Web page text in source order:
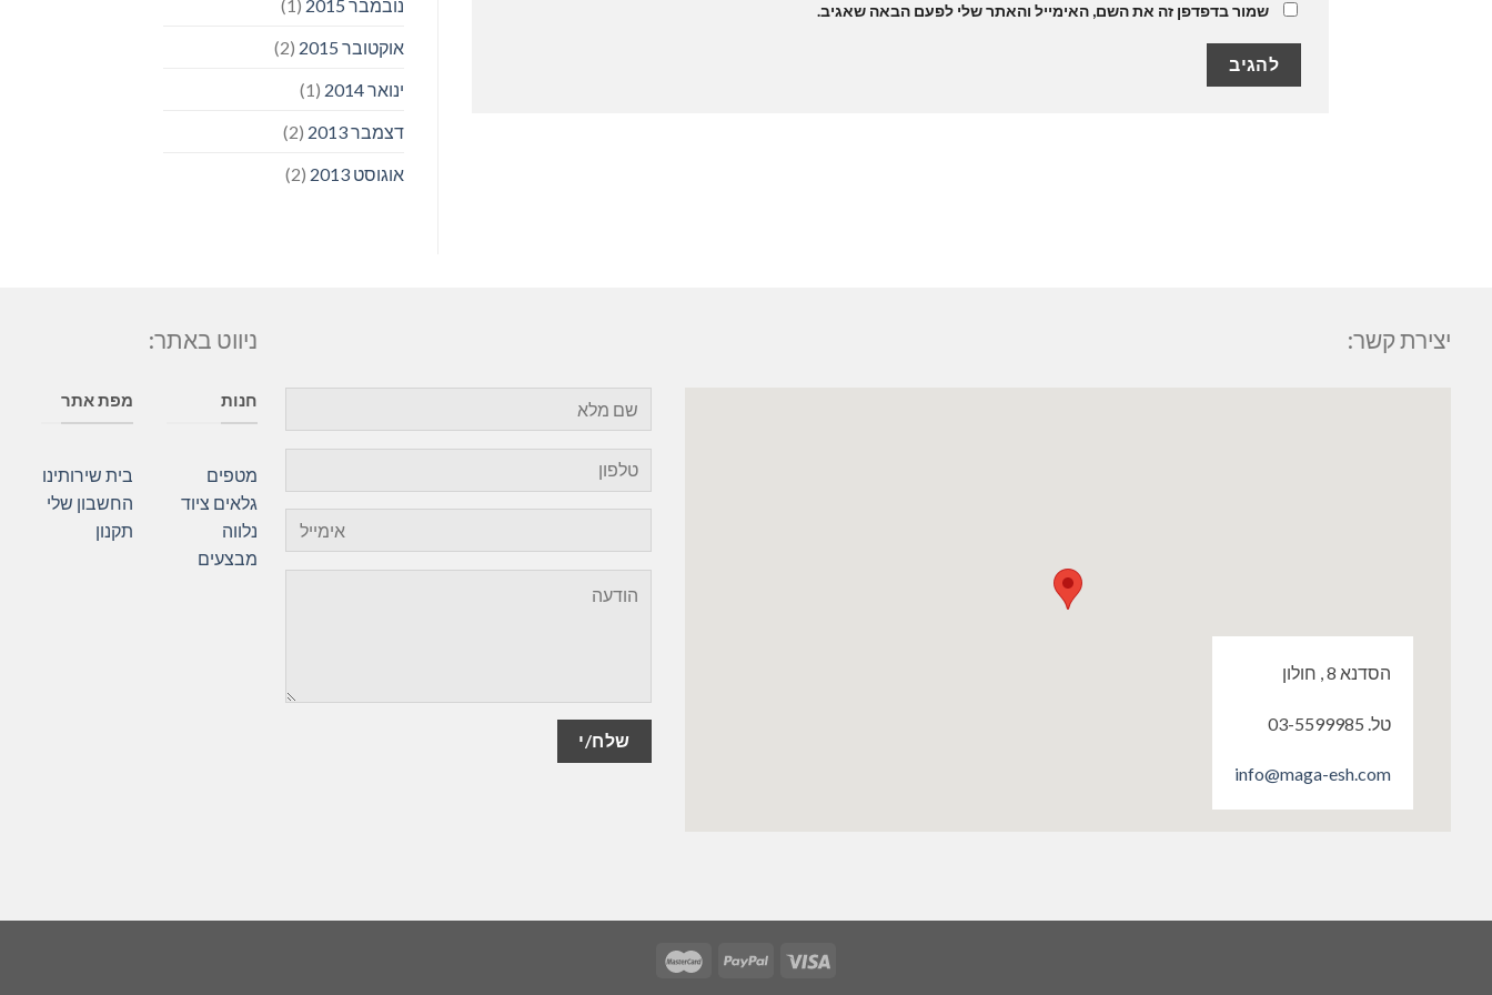
שמור בדפדפן זה את השם, האימייל והאתר שלי לפעם הבאה שאגיב.
נובמבר 2015
(1)
אוקטובר 2015
(2)
ינואר 2014
(1)
דצמבר 2013
(2)
אוגוסט 2013
(2)
יצירת קשר:
הסדנא 8 , חולון
טל. 03-5599985
info@maga-esh.com
ניווט באתר:
חנות
מטפים
גלאים ציוד
נלווה
מבצעים
מפת אתר
בית שירותינו
החשבון שלי
תקנון